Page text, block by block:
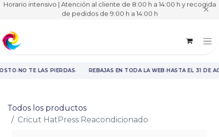
Horario intensivo | Atención al cliente de 8:00 h a 14:00 h y recogida
de pedidos de 9:00 h a 14:00 h ✕
·NO TE LAS PIERDAS· REBAJAS EN TODA LA WEB·HASTA EL 31 DE
Todos los productos
Cricut HatPress Reacondicionado